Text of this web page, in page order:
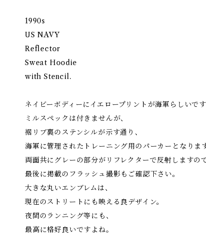
1990s
US NAVY
Reflector
Sweat Hoodie
with Stencil.
ネイビーボディーにイエロープリントが海軍らしいで
ミルスペックは付きませんが、
裾リブ裏のステンシルが示す通り、
海軍に管理されたトレーニング用のパーカーとなりま
両面共にグレーの部分がリフレクターで反射しますの
最後に掲載のフラッシュ撮影もご確認下さい。
大きな丸いエンブレムは、
現在のストリートにも映える良デザイン。
夜間のランニング等にも、
最高に格好良いですよね。